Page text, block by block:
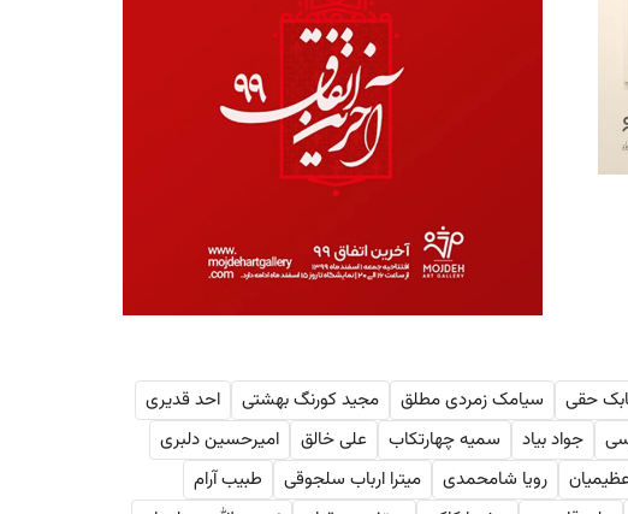
حقی سیامک زمردی مطلق مجید کورنگ بهشتی
احد قدیری
جواد بیاد سمیه چهارتکاب علی خالق
امیر‌حسین دلبری
رویا شامحمدی میترا ارباب سلجوقی
طبیب آرام